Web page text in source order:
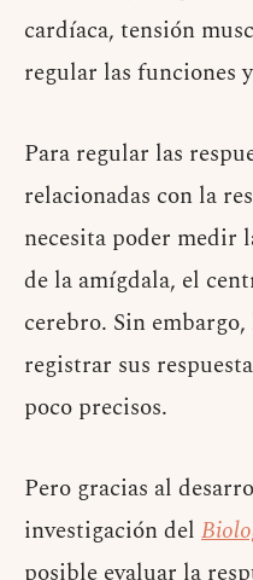
cardíaca, tensión
regular las funciones
Para regular las
relacionadas con la
necesita poder medir
de la amígdala, el
cerebro. Sin
registrar sus
poco precisos.
Pero gracias al
investigación del